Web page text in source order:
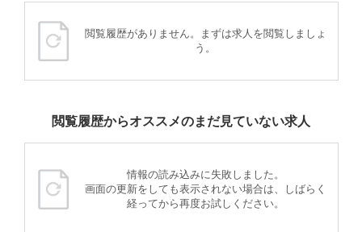
閲覧履歴がありません。まずは求人を閲覧しましょ
う。
閲覧履歴からオススメのまだ見ていない求人
情報の読み込みに失敗しました。
画面の更新をしても表示されない場合は、しばらく
経ってから再度お試しください。